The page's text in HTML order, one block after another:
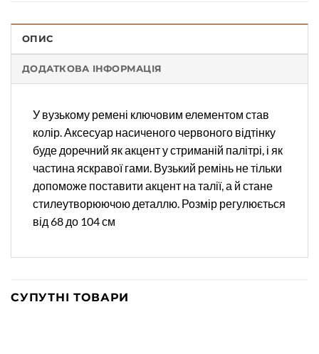
ОПИС
ДОДАТКОВА ІНФОРМАЦІЯ
У вузькому ремені ключовим елементом став
колір. Аксесуар насиченого червоного відтінку
буде доречний як акцент у стриманій палітрі, і як
частина яскравої гами. Вузький ремінь не тільки
допоможе поставити акцент на талії, а й стане
стилеутворюючою деталлю. Розмір регулюється
від 68 до 104 см
СУПУТНІ ТОВАРИ